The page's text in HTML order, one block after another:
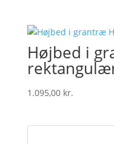
Højbed i
1.095,00 kr.